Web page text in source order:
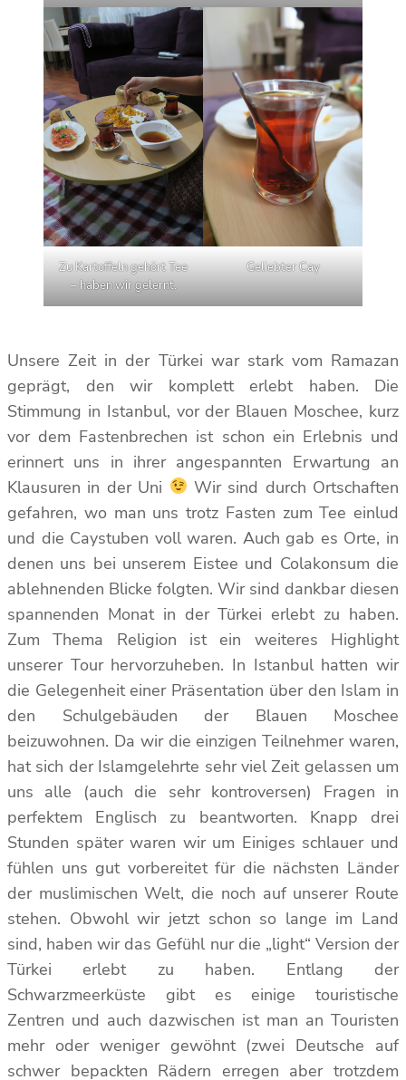
Zu Kartoffeln gehört Tee
– haben wir gelernt.
Geliebter Cay
Unsere Zeit in der Türkei war stark vom Ramazan
geprägt, den wir komplett erlebt haben. Die
Stimmung in Istanbul, vor der Blauen Moschee, kurz
vor dem Fastenbrechen ist schon ein Erlebnis und
erinnert uns in ihrer angespannten Erwartung an
Klausuren in der Uni
Wir sind durch Ortschaften
gefahren, wo man uns trotz Fasten zum Tee einlud
und die Caystuben voll waren. Auch gab es Orte, in
denen uns bei unserem Eistee und Colakonsum die
ablehnenden Blicke folgten. Wir sind dankbar diesen
spannenden Monat in der Türkei erlebt zu haben.
Zum Thema Religion ist ein weiteres Highlight
unserer Tour hervorzuheben. In Istanbul hatten wir
die Gelegenheit einer Präsentation über den Islam in
den Schulgebäuden der Blauen Moschee
beizuwohnen. Da wir die einzigen Teilnehmer waren,
hat sich der Islamgelehrte sehr viel Zeit gelassen um
uns alle (auch die sehr kontroversen) Fragen in
perfektem Englisch zu beantworten. Knapp drei
Stunden später waren wir um Einiges schlauer und
fühlen uns gut vorbereitet für die nächsten Länder
der muslimischen Welt, die noch auf unserer Route
stehen. Obwohl wir jetzt schon so lange im Land
sind, haben wir das Gefühl nur die „light“ Version der
Türkei erlebt zu haben. Entlang der
Schwarzmeerküste gibt es einige touristische
Zentren und auch dazwischen ist man an Touristen
mehr oder weniger gewöhnt (zwei Deutsche auf
schwer bepackten Rädern erregen aber trotzdem